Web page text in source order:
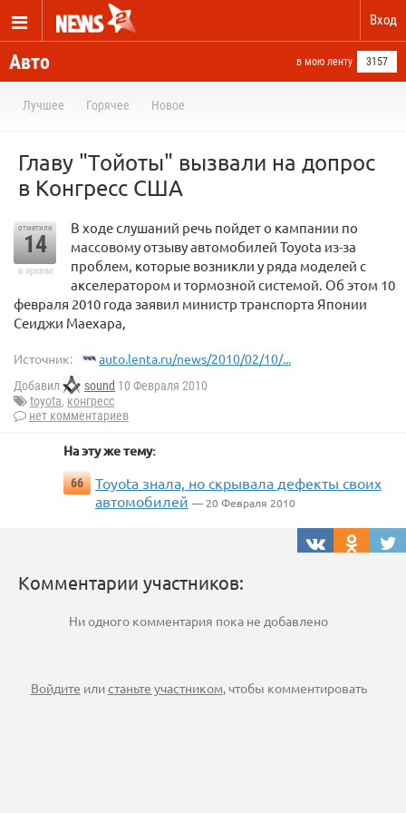
Вход
Авто в мою ленту 3157
Лучшее Горячее Новое
Главу "Тойоты" вызвали на допрос
в Конгресс США
отметили
14
в архиве
В ходе слушаний речь пойдет о кампании по
массовому отзыву автомобилей Toyota из-за
проблем, которые возникли у ряда моделей с
акселератором и тормозной системой. Об этом 10
февраля 2010 года заявил министр транспорта Японии
Сеиджи Маехара,
Источник: auto.lenta.ru/news/2010/02/10/...
Добавил sound 10 Февраля 2010
toyota, конгресс
нет комментариев
На эту же тему:
66
Toyota знала, но скрывала дефекты своих
автомобилей — 20 Февраля 2010
Комментарии участников:
Ни одного комментария пока не добавлено
Войдите илистаньте участником, чтобы комментировать